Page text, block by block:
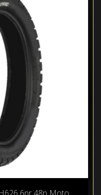
6pr 48p Moto